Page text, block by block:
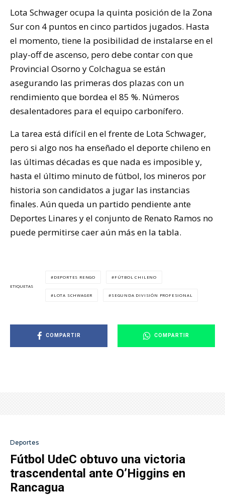
Lota Schwager ocupa la quinta posición de la Zona
Sur con 4 puntos en cinco partidos jugados. Hasta
el momento, tiene la posibilidad de instalarse en el
play-off de ascenso, pero debe contar con que
Provincial Osorno y Colchagua se están
asegurando las primeras dos plazas con un
rendimiento que bordea el 85 %. Números
desalentadores para el equipo carbonífero.
La tarea está difícil en el frente de Lota Schwager,
pero si algo nos ha enseñado el deporte chileno en
las últimas décadas es que nada es imposible y,
hasta el último minuto de fútbol, los mineros por
historia son candidatos a jugar las instancias
finales. Aún queda un partido pendiente ante
Deportes Linares y el conjunto de Renato Ramos no
puede permitirse caer aún más en la tabla.
ETIQUETAS
DEPORTES RENGO FÚTBOL CHILENO
LOTA SCHWAGER SEGUNDA DIVISIÓN PROFESIONAL
COMPARTIR COMPARTIR
Deportes
Fútbol UdeC obtuvo una victoria
trascendental ante O’Higgins en
Rancagua